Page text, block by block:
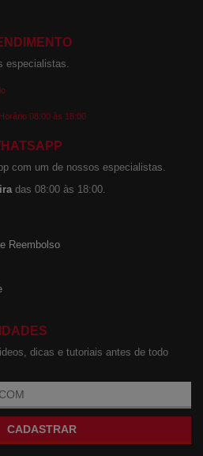
especialistas.
Horário 08:00 às 18:00
com um de nossos especialistas.
das 08:00 às 18:00.
Reembolso
dicas e tutoriais antes de todo
CADASTRAR